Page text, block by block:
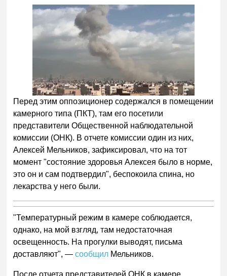
Перед этим оппозиционер содержался в помещении
камерного типа (ПКТ), там его посетили
представители Общественной наблюдательной
комиссии (ОНК). В отчете комиссии один из них,
Алексей Мельников, зафиксировал, что на тот
момент "состояние здоровья Алексея было в норме,
это он и сам подтвердил", беспокоила спина, но
лекарства у него были.
"Температурный режим в камере соблюдается,
однако, на мой взгляд, там недостаточная
освещенность. На прогулки выводят, письма
доставляют", —сообщил Мельников.
После отчета представителей ОНК в камере